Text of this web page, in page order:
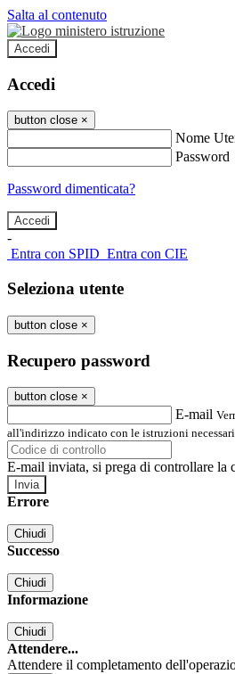
Salta al contenuto
Accedi
Accedi
button close ×
Nome
Password
Password dimenticata?
-
Entra con SPID Entra con CIE
Seleziona utente
button close ×
Recupero password
button close ×
E-mail
all'indirizzo indicato con le istruzioni
E-mail inviata, si prega di controllare la
Errore
Chiudi
Successo
Chiudi
Informazione
Chiudi
Attendere...
Attendere il completamento